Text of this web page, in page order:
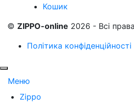
Кошик
© ZIPPO-online 2026 - Всі
Політика конфіденційності
Меню
Zippo